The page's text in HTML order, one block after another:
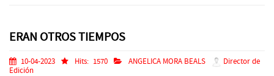
ERAN OTROS TIEMPOS
10-04-2023 Hits: 1570 ANGELICA MORA BEALS
Director de
Edición